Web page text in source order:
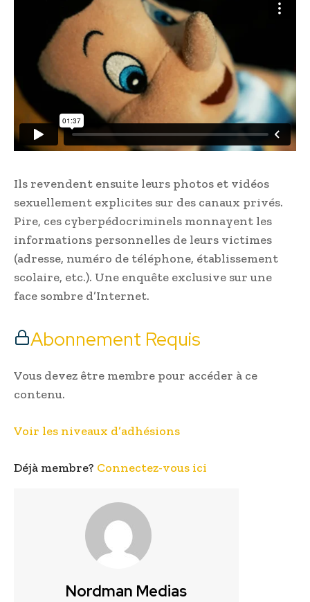
Ils revendent ensuite leurs photos et vidéos
sexuellement explicites sur des canaux privés.
Pire, ces cyberpédocriminels monnayent les
informations personnelles de leurs victimes
(adresse, numéro de téléphone, établissement
scolaire, etc.). Une enquête exclusive sur une
face sombre d’Internet.
Abonnement Requis
Vous devez être membre pour accéder à ce
contenu.
Voir les niveaux d’adhésions
Déjà membre? Connectez-vous ici
Nordman Medias